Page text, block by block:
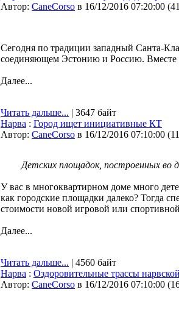
Автор: CaneCorso в 16/12/2016 07:20:00 (
Сегодня по традиции западный Санта-
соединяющем Эстонию и Россию. Вместе
Далее...
Читать дальше... | 3647 байт
Нарва : Город ищет инициативные КТ
Автор: CaneCorso в 16/12/2016 07:10:00 (
Детских площадок, построенных во
У вас в многоквартирном доме много
как городские площадки далеко? Тогда
стоимости новой игровой или
Далее...
Читать дальше... | 4560 байт
Нарва : Оздоровительные трассы
Автор: CaneCorso в 16/12/2016 07:10:00 (